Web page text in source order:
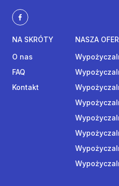
NA SKRÓTY
O nas
FAQ
Kontakt
NASZA